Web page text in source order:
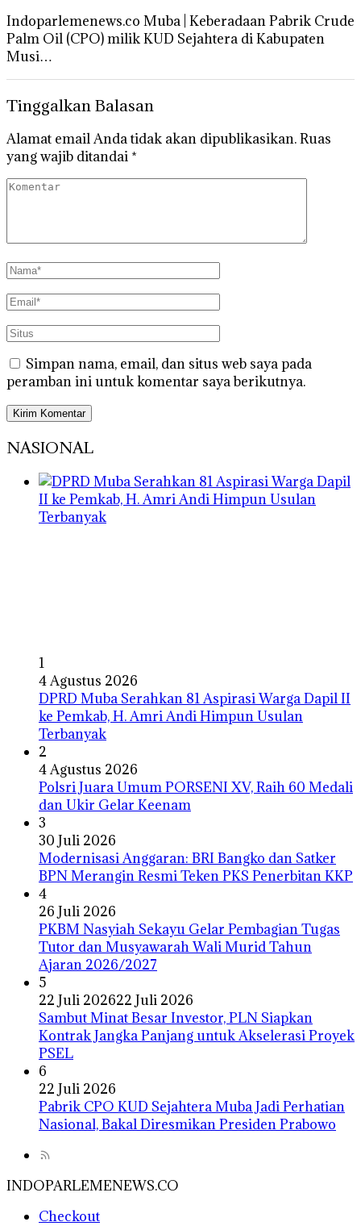
Indoparlemenews.co Muba | Keberadaan Pabrik Crude
Palm Oil (CPO) milik KUD Sejahtera di Kabupaten
Musi…
Tinggalkan Balasan
Alamat email Anda tidak akan dipublikasikan.Ruas
yang wajib ditandai *
Simpan nama, email, dan situs web saya pada
peramban ini untuk komentar saya berikutnya.
NASIONAL
1
4 Agustus 2026
DPRD Muba Serahkan 81 Aspirasi Warga Dapil II
ke Pemkab, H. Amri Andi Himpun Usulan
Terbanyak
2
4 Agustus 2026
Polsri Juara Umum PORSENI XV, Raih 60 Medali
dan Ukir Gelar Keenam
3
30 Juli 2026
Modernisasi Anggaran: BRI Bangko dan Satker
BPN Merangin Resmi Teken PKS Penerbitan KKP
4
26 Juli 2026
PKBM Nasyiah Sekayu Gelar Pembagian Tugas
Tutor dan Musyawarah Wali Murid Tahun
Ajaran 2026/2027
5
22 Juli 202622 Juli 2026
Sambut Minat Besar Investor, PLN Siapkan
Kontrak Jangka Panjang untuk Akselerasi Proyek
PSEL
6
22 Juli 2026
Pabrik CPO KUD Sejahtera Muba Jadi Perhatian
Nasional, Bakal Diresmikan Presiden Prabowo
INDOPARLEMENEWS.CO
Checkout